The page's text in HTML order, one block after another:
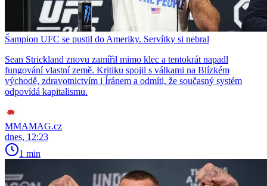
Šampion UFC se pustil do Ameriky. Servítky si nebral
Sean Strickland znovu zamířil mimo klec a tentokrát napadl
fungování vlastní země. Kritiku spojil s válkami na Blízkém
východě, zdravotnictvím i Íránem a odmítl, že současný systém
odpovídá kapitalismu.
MMAMAG.cz
dnes, 12:23
1 min